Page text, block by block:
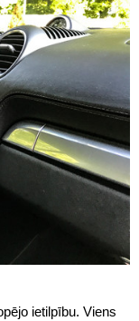
ietilpību. Viens